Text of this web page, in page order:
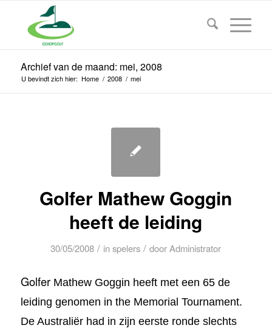
Archief van de maand: mei, 2008
U bevindt zich hier: Home / 2008 / mei
Golfer Mathew Goggin
heeft de leiding
30/05/2008 / inspelers / door Administrator
Golfer Mathew Goggin heeft met een 65 de
leiding genomen in the Memorial Tournament.
De Australiër had in zijn eerste ronde slechts